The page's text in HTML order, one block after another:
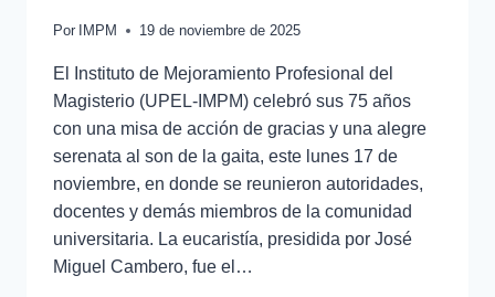
Por IMPM 19 de noviembre de 2025
El Instituto de Mejoramiento Profesional del
Magisterio (UPEL-IMPM) celebró sus 75 años
con una misa de acción de gracias y una alegre
serenata al son de la gaita, este lunes 17 de
noviembre, en donde se reunieron autoridades,
docentes y demás miembros de la comunidad
universitaria. La eucaristía, presidida por José
Miguel Cambero, fue el…